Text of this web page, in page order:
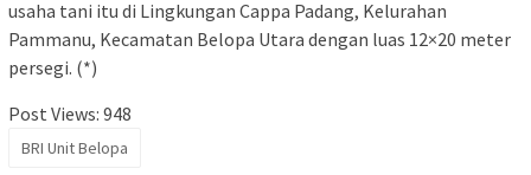
usaha tani itu di Lingkungan Cappa Padang, Kelurahan
Pammanu, Kecamatan Belopa Utara dengan luas 12×20 meter
persegi. (*)
Post Views: 948
BRI Unit Belopa